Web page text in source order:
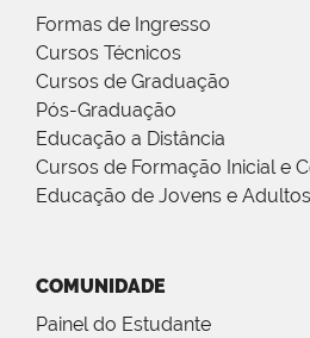
Formas de Ingresso
Cursos Técnicos
Cursos de Graduação
Pós-Graduação
Educação a Distância
Cursos de Formação Inicial e
Educação de Jovens e Adultos
COMUNIDADE
Painel do Estudante